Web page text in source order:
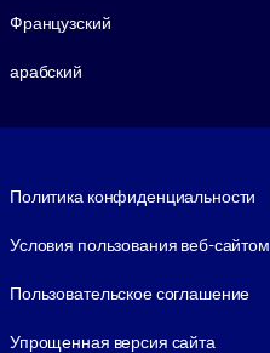
Французский
арабский
Политика конфиденциальности
Условия пользования веб-сайтом
Пользовательское соглашение
Упрощенная версия сайта